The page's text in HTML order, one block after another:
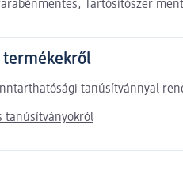
Tartósítószer
termékekről
tanúsítvánnyal
tanúsítványokról